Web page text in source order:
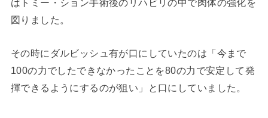
はトミー・ション手術後のリハビリの中で肉体の強化を
図りました。
その時にダルビッシュ有が口にしていたのは「今まで
100の力でしたできなかったことを80の力で安定して発
揮できるようにするのが狙い」と口にしていました。